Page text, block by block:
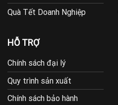
Quà Tết Doanh Nghiệp
HỖ TRỢ
Chính sách đại lý
Quy trình sản xuất
Chính sách bảo hành